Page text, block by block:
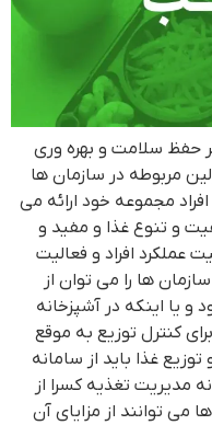
حفظ سلامت و بهره وری
مربوطه در سازمان ها
مجموعه خود ارائه می
و تنوع غذا و مفید و
عملکرد افراد و فعالیت
ها را می توان از
و یا اینکه در آشپزخانه
کنترل توزیع به موقع
غذا باید از سامانه
مدیریت تغذیه کسرا از
می توانند از مزایای آن